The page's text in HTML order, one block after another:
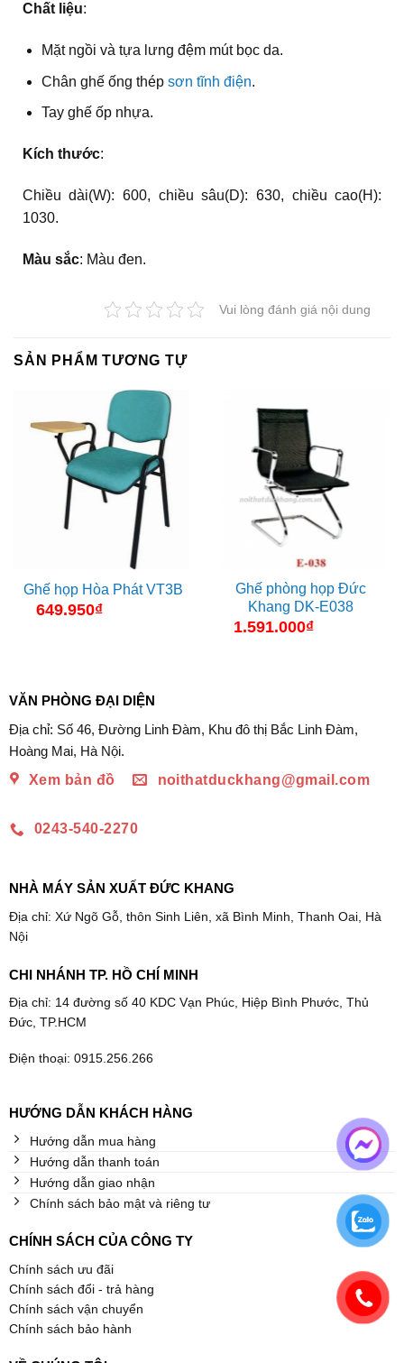
Chất liệu:
Mặt ngồi và tựa lưng đệm mút bọc da.
Chân ghế ống thép sơn tĩnh điện.
Tay ghế ốp nhựa.
Kích thước:
Chiều dài(W): 600, chiều sâu(D): 630, chiều cao(H):
1030.
Màu sắc: Màu đen.
Vui lòng đánh giá nội dung
SẢN PHẨM TƯƠNG TỰ
Ghế họp Hòa Phát VT3B
649.950₫
Ghế phòng họp Đức
Khang DK-E038
1.591.000₫
VĂN PHÒNG ĐẠI DIỆN
Địa chỉ: Số 46, Đường Linh Đàm, Khu đô thị Bắc Linh Đàm,
Hoàng Mai, Hà Nội.
Xem bản đồ
noithatduckhang@gmail.com
0243-540-2270
NHÀ MÁY SẢN XUẤT ĐỨC KHANG
Địa chỉ: Xứ Ngõ Gỗ, thôn Sinh Liên, xã Bình Minh, Thanh Oai, Hà
Nội
CHI NHÁNH TP. HỒ CHÍ MINH
Địa chỉ: 14 đường số 40 KDC Vạn Phúc, Hiệp Bình Phước, Thủ
Đức, TP.HCM
Điện thoại: 0915.256.266
HƯỚNG DẪN KHÁCH HÀNG
Hướng dẫn mua hàng
Hướng dẫn thanh toán
Hướng dẫn giao nhận
Chính sách bảo mật và riêng tư
CHÍNH SÁCH CỦA CÔNG TY
Chính sách ưu đãi
Chính sách đổi - trả hàng
Chính sách vận chuyển
Chính sách bảo hành